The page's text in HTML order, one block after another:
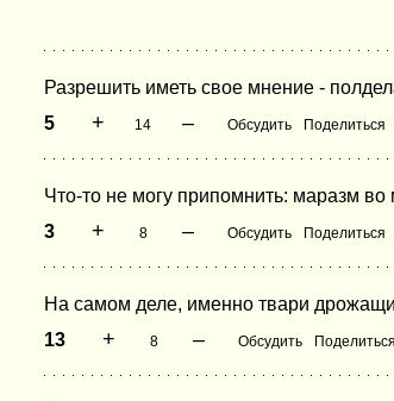
Разрешить иметь свое мнение -
5
+ 14 – Обсудить Поделиться
Что-то не могу припомнить: маразм
3
+ 8 – Обсудить Поделиться
На самом деле, именно твари
13
+ 8 – Обсудить Поделиться